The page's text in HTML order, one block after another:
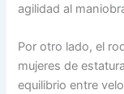
agilidad al
Por otro lado, el
mujeres de
equilibrio entre